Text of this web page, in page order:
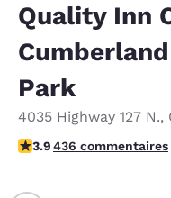
Quality Inn
Park
4035 Highway 127 N.,
3.94 étoiles. Bien.
3.9436 commentaires